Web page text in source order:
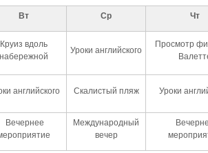
Вт Ср Чт
Круиз вдоль
набережной
Уроки английского
Просмотр
английского Cкалистый пляж
Уроки
Вечернее
Международный
вечер